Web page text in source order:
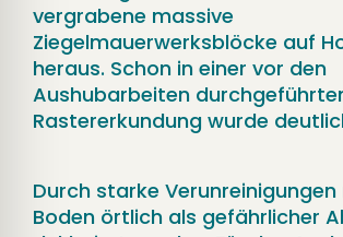
vergrabene massive
Ziegelmauerwerksblöcke auf
heraus. Schon in einer vor den
Aushubarbeiten
Rastererkundung wurde
Durch starke
Boden örtlich als gefährlicher